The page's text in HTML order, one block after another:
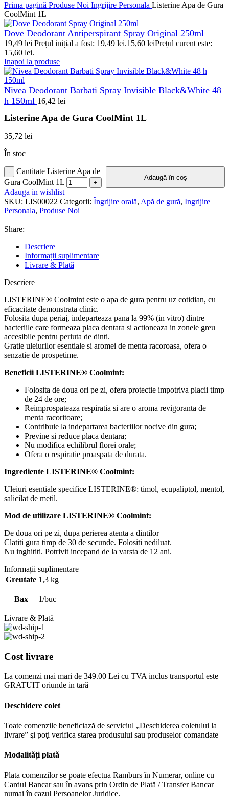
Prima pagină Produse Noi Ingrijire Personala Listerine Apa de Gura
CoolMint 1L
Dove Deodorant Antiperspirant Spray Original 250ml
19,49lei Prețul inițial a fost: 19,49 lei.15,60 leiPrețul curent este:
15,60 lei.
Inapoi la produse
Nivea Deodorant Barbati Spray Invisible Black&White 48
h 150ml 16,42 lei
Listerine Apa de Gura CoolMint 1L
35,72 lei
În stoc
Cantitate Listerine Apa de
Gura CoolMint 1L
Adaugă în coș
Adauga in wishlist
SKU: LIS00022 Categorii: Îngrijire orală, Apă de gură, Ingrijire
Personala, Produse Noi
Share:
Descriere
Informații suplimentare
Livrare & Plată
Descriere
LISTERINE® Coolmint este o apa de gura pentru uz cotidian, cu
eficacitate demonstrata clinic.
Folosita dupa periaj, indeparteaza pana la 99% (in vitro) dintre
bacteriile care formeaza placa dentara si actioneaza in zonele greu
accesibile pentru periuta de dinti.
Gratie uleiurilor esentiale si aromei de menta racoroasa, ofera o
senzatie de prospetime.
Beneficii LISTERINE® Coolmint:
Folosita de doua ori pe zi, ofera protectie impotriva placii timp
de 24 de ore;
Reimprospateaza respiratia si are o aroma revigoranta de
menta racoritoare;
Contribuie la indepartarea bacteriilor nocive din gura;
Previne si reduce placa dentara;
Nu modifica echilibrul florei orale;
Ofera o respiratie proaspata de durata.
Ingrediente LISTERINE® Coolmint:
Uleiuri esentiale specifice LISTERINE®: timol, ecupaliptol, mentol,
salicilat de metil.
Mod de utilizare LISTERINE® Coolmint:
De doua ori pe zi, dupa perierea atenta a dintilor
Clatiti gura timp de 30 de secunde. Folositi nediluat.
Nu inghititi. Potrivit incepand de la varsta de 12 ani.
Informații suplimentare
Greutate 1,3 kg
Bax 1/buc
Livrare & Plată
Cost livrare
La comenzi mai mari de 349.00 Lei cu TVA inclus transportul este
GRATUIT oriunde in tară
Deschidere colet
Toate comenzile beneficiază de serviciul „Deschiderea coletului la
livrare” şi poţi verifica starea produsului sau produselor comandate
Modalități plată
Plata comenzilor se poate efectua Ramburs în Numerar, online cu
Cardul Bancar sau în avans prin Ordin de Plată / Transfer Bancar
numai în cazul Persoanelor Juridice.